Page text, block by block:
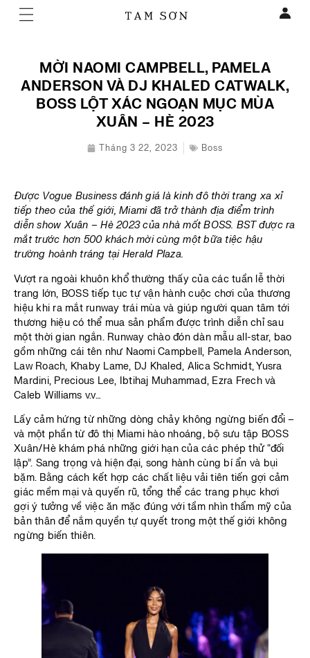
MỜI NAOMI CAMPBELL, PAMELA
ANDERSON VÀ DJ KHALED CATWALK,
BOSS LỘT XÁC NGOẠN MỤC MÙA
XUÂN – HÈ 2023
Tháng 3 22, 2023 Boss
Được Vogue Business đánh giá là kinh đô thời trang xa xỉ
tiếp theo của thế giới, Miami đã trở thành địa điểm trình
diễn show Xuân – Hè 2023 của nhà mốt BOSS. BST được ra
mắt trước hơn 500 khách mời cùng một bữa tiệc hậu
trường hoành tráng tại Herald Plaza.
Vượt ra ngoài khuôn khổ thường thấy của các tuần lễ thời
trang lớn, BOSS tiếp tục tự vận hành cuộc chơi của thương
hiệu khi ra mắt runway trái mùa và giúp người quan tâm tới
thương hiệu có thể mua sản phẩm được trình diễn chỉ sau
một thời gian ngắn. Runway chào đón dàn mẫu all-star, bao
gồm những cái tên như Naomi Campbell, Pamela Anderson,
Law Roach, Khaby Lame, DJ Khaled, Alica Schmidt, Yusra
Mardini, Precious Lee, Ibtihaj Muhammad, Ezra Frech và
Caleb Williams v.v…
Lấy cảm hứng từ những dòng chảy không ngừng biến đổi –
và một phần từ đô thị Miami hào nhoáng, bộ sưu tập BOSS
Xuân/Hè khám phá những giới hạn của các phép thử “đối
lập”. Sang trọng và hiện đại, song hành cùng bí ẩn và bụi
bặm. Bằng cách kết hợp các chất liệu vải tiên tiến gợi cảm
giác mềm mại và quyến rũ, tổng thể các trang phục khơi
gợi ý tưởng về việc ăn mặc đúng với tầm nhìn thẩm mỹ của
bản thân để nắm quyền tự quyết trong một thế giới không
ngừng biến thiên.